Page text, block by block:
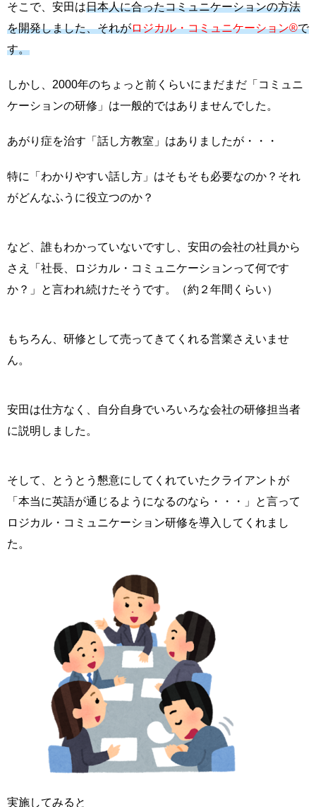
そこで、安田は日本人に合ったコミュニケーションの方法
を開発しました、それがロジカル・コミュニケーション®で
す。
しかし、2000年のちょっと前くらいにまだまだ「コミュニ
ケーションの研修」は一般的ではありませんでした。
あがり症を治す「話し方教室」はありましたが・・・
特に「わかりやすい話し方」はそもそも必要なのか？それ
がどんなふうに役立つのか？
など、誰もわかっていないですし、安田の会社の社員から
さえ「社長、ロジカル・コミュニケーションって何です
か？」と言われ続けたそうです。（約２年間くらい）
もちろん、研修として売ってきてくれる営業さえいませ
ん。
安田は仕方なく、自分自身でいろいろな会社の研修担当者
に説明しました。
そして、とうとう懇意にしてくれていたクライアントが
「本当に英語が通じるようになるのなら・・・」と言って
ロジカル・コミュニケーション研修を導入してくれまし
た。
実施してみると